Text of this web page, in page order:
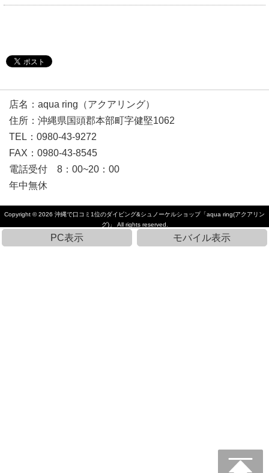
店名：aqua ring（アクアリング）
住所：沖縄県国頭郡本部町字健堅1062
TEL：0980-43-9272
FAX：0980-43-8545
電話受付 8：00~20：00
年中無休
Copyright © 2026 沖縄で口コミ1位のダイビング&シュノーケルショップ「aqua ring(アクアリン
グ)」
All rights reserved.
PC表示 モバイル表示